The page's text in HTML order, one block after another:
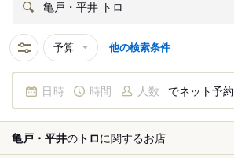
亀戸・平井 トロ
予算 他の検索条件
日時 時間 人数 でネット予約
亀戸・平井の トロに関するお店